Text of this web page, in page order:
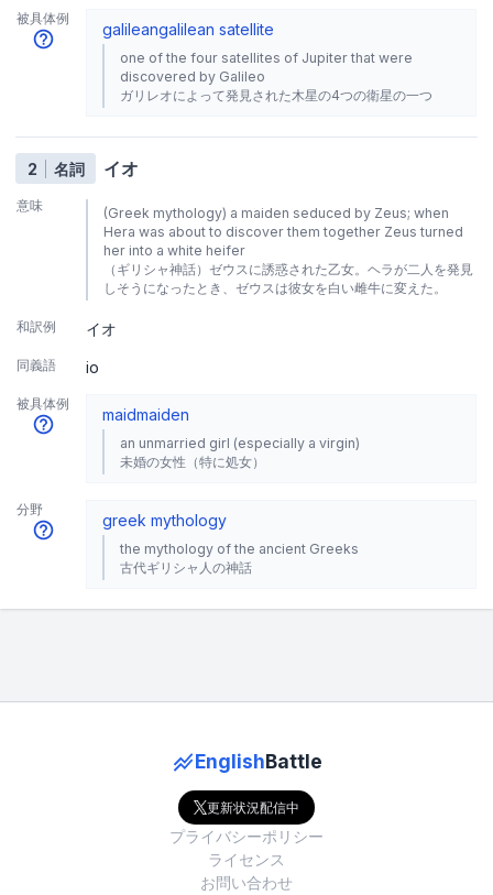
被具体例
galileangalilean satellite
one of the four satellites of Jupiter that were
discovered by Galileo
ガリレオによって発見された木星の4つの衛星の一つ
2 名詞 イオ
意味
(Greek mythology) a maiden seduced by Zeus; when
Hera was about to discover them together Zeus turned
her into a white heifer
（ギリシャ神話）ゼウスに誘惑された乙女。ヘラが二人を発見
しそうになったとき、ゼウスは彼女を白い雌牛に変えた。
和訳例 イオ
同義語 io
被具体例
maidmaiden
an unmarried girl (especially a virgin)
未婚の女性（特に処女）
分野
greek mythology
the mythology of the ancient Greeks
古代ギリシャ人の神話
EnglishBattle
更新状況配信中
プライバシーポリシー
ライセンス
お問い合わせ